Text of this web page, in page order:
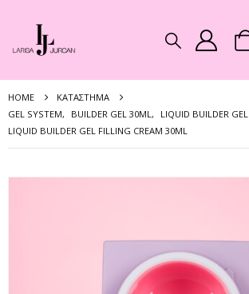
HOME
ΚΑΤΆΣΤΗΜΑ
GEL SYSTEM, BUILDER GEL 30ML,
LIQUID BUILDER GEL
LIQUID BUILDER GEL FILLING CREAM 30ML